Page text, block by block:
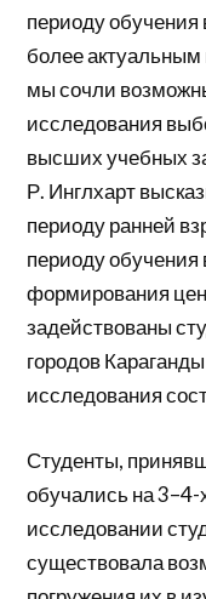
периоду обучения
более
мы сочли
исследования
высших учебных
Р. Инглхарт
периоду ранней
периоду обучения
формирования
задействованы
городов
исследования
Студенты,
обучались на 3–4-
исследовании
существовала